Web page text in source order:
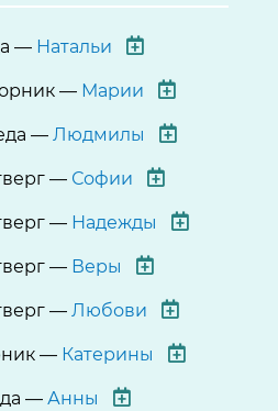
— Натальи
— Марии
— Людмилы
— Софии
— Надежды
— Веры
— Любови
— Катерины
— Анны